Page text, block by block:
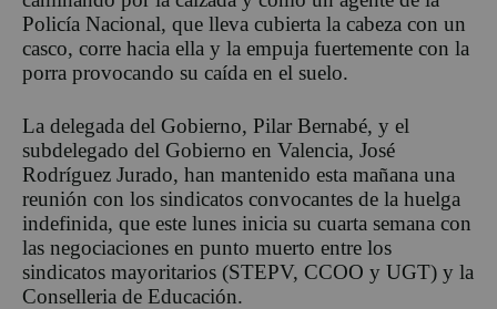
Policía Nacional, que lleva cubierta la cabeza con un
casco, corre hacia ella y la empuja fuertemente con la
porra provocando su caída en el suelo.
La delegada del Gobierno, Pilar Bernabé, y el
subdelegado del Gobierno en Valencia, José
Rodríguez Jurado, han mantenido esta mañana una
reunión con los sindicatos convocantes de la huelga
indefinida, que este lunes inicia su cuarta semana con
las negociaciones en punto muerto entre los
sindicatos mayoritarios (STEPV, CCOO y UGT) y la
Conselleria de Educación.